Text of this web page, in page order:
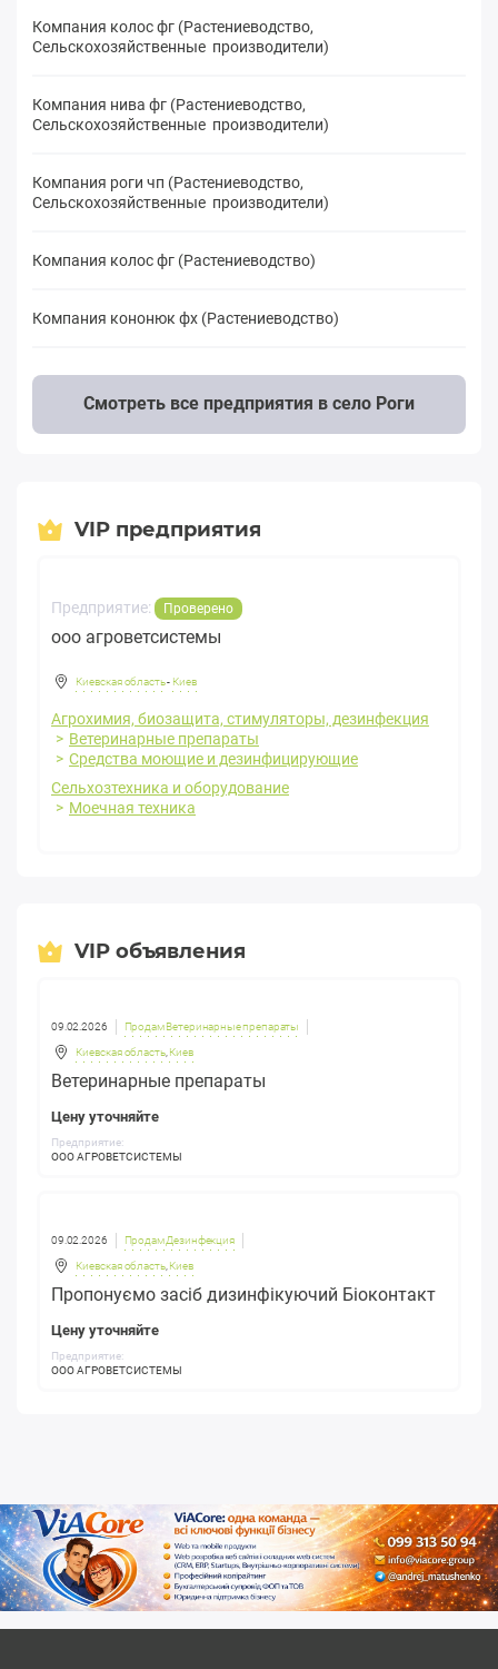
Компания колос фг (Растениеводство,
Сельскохозяйственные производители)
Компания нива фг (Растениеводство,
Сельскохозяйственные производители)
Компания роги чп (Растениеводство,
Сельскохозяйственные производители)
Компания колос фг (Растениеводство)
Компания кононюк фх (Растениеводство)
Смотреть все предприятия в село Роги
VIP предприятия
Предприятие: Проверено
ооо агроветсистемы
Киевская область- Киев
Агрохимия, биозащита, стимуляторы, дезинфекция
Ветеринарные препараты
Средства моющие и дезинфицирующие
Сельхозтехника и оборудование
Моечная техника
VIP объявления
09.02.2026 Продам Ветеринарные препараты
Киевская область, Киев
Ветеринарные препараты
Цену уточняйте
Предприятие:
ООО АГРОВЕТСИСТЕМЫ
09.02.2026 Продам Дезинфекция
Киевская область, Киев
Пропонуємо засіб дизинфікуючий Біоконтакт
Цену уточняйте
Предприятие:
ООО АГРОВЕТСИСТЕМЫ